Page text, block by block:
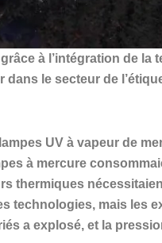
à l’intégration de
le secteur de
UV à vapeur de
à mercure
thermiques
technologies, mais les
a explosé, et la